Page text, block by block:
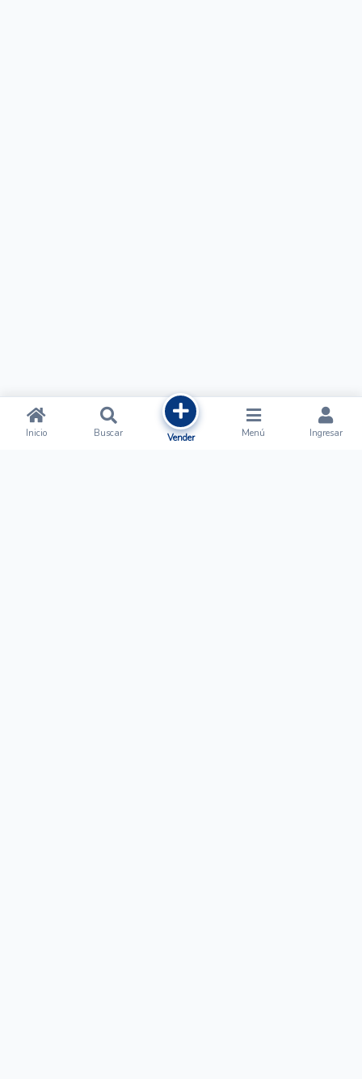
Inicio Buscar Vender Menú Ingresar